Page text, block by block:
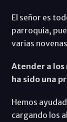
El señor es
parroquia,
varias
Atender a
ha sido una
Hemos
cargando los